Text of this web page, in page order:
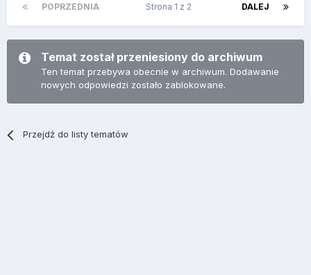
POPRZEDNIA DALEJ
Strona 1 z 2
Temat został przeniesiony do archiwum
Ten temat przebywa obecnie w archiwum. Dodawanie
nowych odpowiedzi zostało zablokowane.
Przejdź do listy tematów